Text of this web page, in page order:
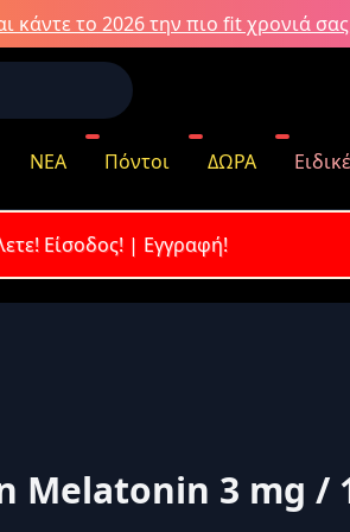
κάντε το 2026 την πιο fit χρονιά
ΝΕΑ Πόντοι ΔΩΡΑ
Είσοδος! | Εγγραφή!
Melatonin 3 mg /
σας;